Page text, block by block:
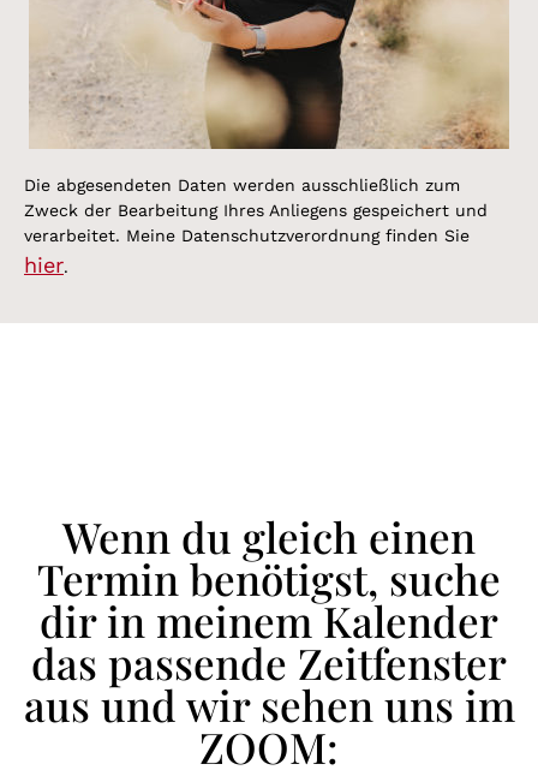
Die abgesendeten Daten werden ausschließlich zum
Zweck der Bearbeitung Ihres Anliegens gespeichert und
verarbeitet. Meine Datenschutzverordnung finden Sie
hier.
Wenn du gleich einen
Termin benötigst, suche
dir in meinem Kalender
das passende Zeitfenster
aus und wir sehen uns im
ZOOM: